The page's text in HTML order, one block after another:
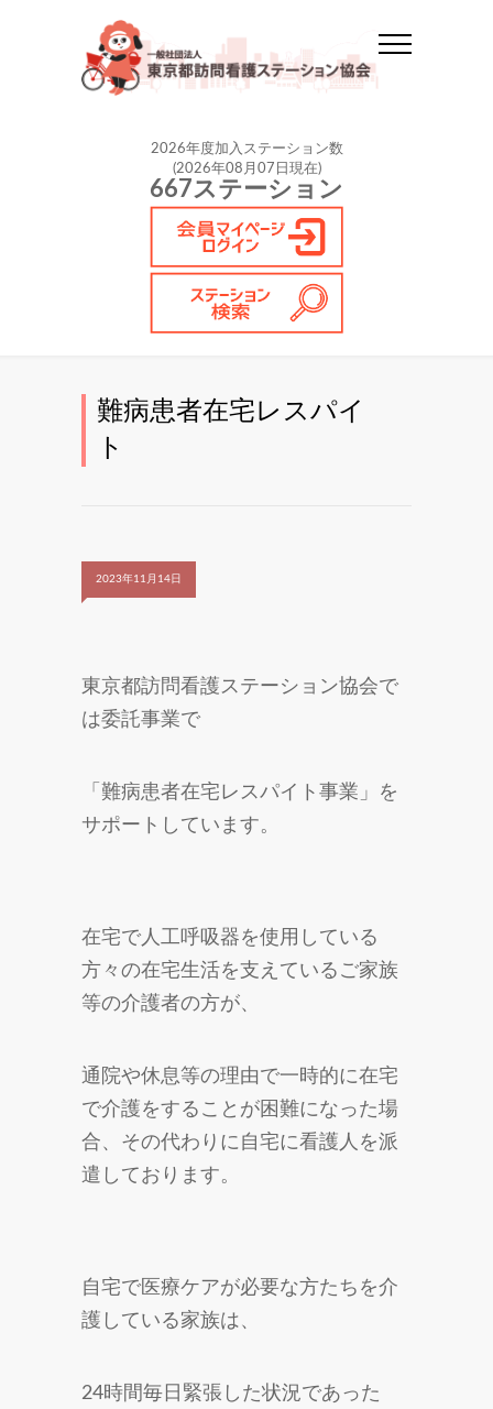
2026年度加入ステーション数
(2026年08月07日現在)
667ステーション
難病患者在宅レスパイ
ト
2023年11月14日
東京都訪問看護ステーション協会で
は委託事業で
「難病患者在宅レスパイト事業」を
サポートしています。
在宅で人工呼吸器を使用している
方々の在宅生活を支えているご家族
等の介護者の方が、
通院や休息等の理由で一時的に在宅
で介護をすることが困難になった場
合、その代わりに自宅に看護人を派
遣しております。
自宅で医療ケアが必要な方たちを介
護している家族は、
24時間毎日緊張した状況であった